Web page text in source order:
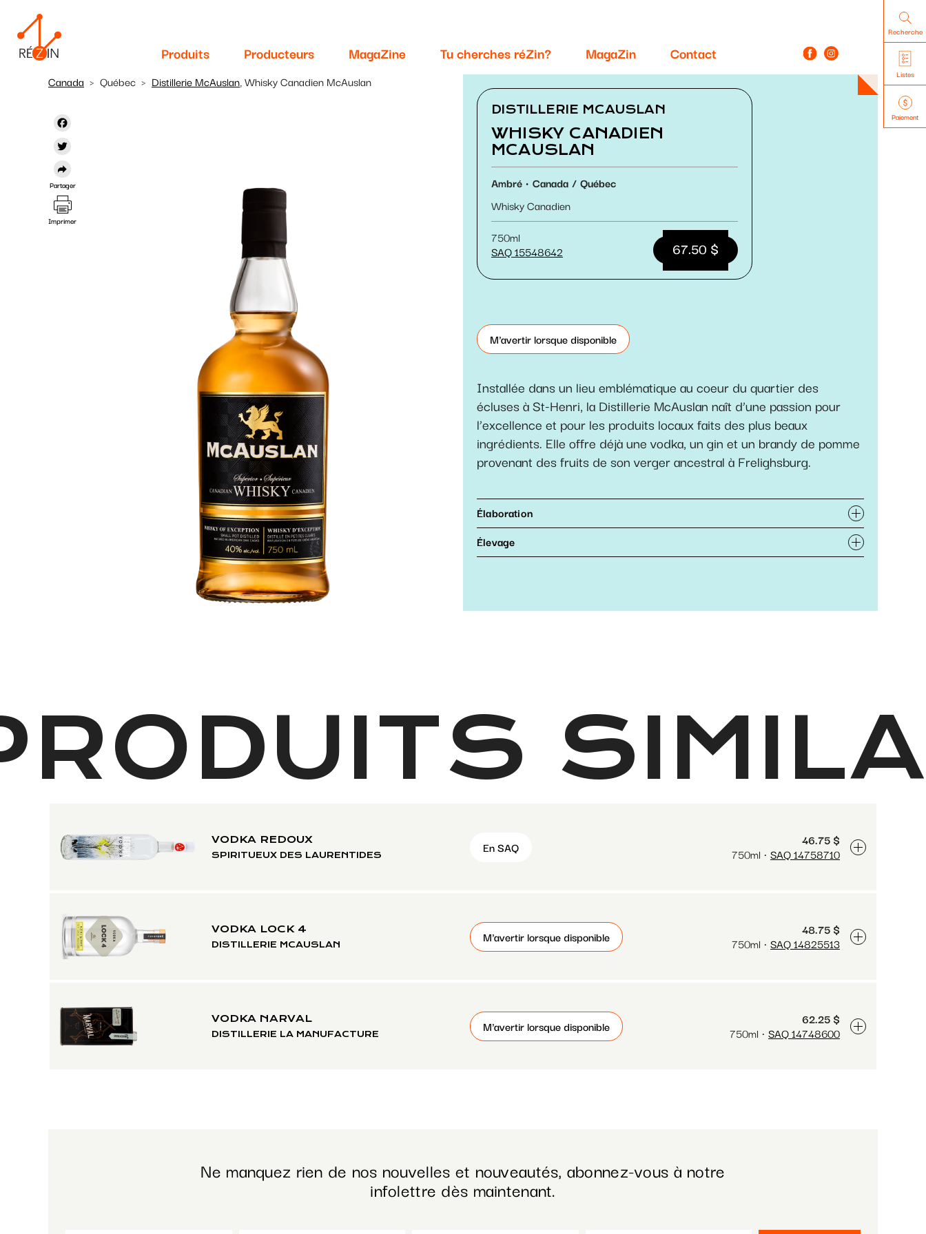
contenu
principal
Produits Producteurs MagaZine Tu cherches réZin? MagaZin Contact
Recherche
Listes
Paiement
Canada Québec Distillerie McAuslan, Whisky Canadien McAuslan
Partager
Imprimer
DISTILLERIE MCAUSLAN
WHISKY CANADIEN
MCAUSLAN
Ambré Canada
Québec
Whisky Canadien
750ml
SAQ 15548642
67.50 $
M'avertir lorsque disponible
Installée dans un lieu emblématique au coeur du quartier des
écluses à St-Henri, la Distillerie McAuslan naît d’une passion pour
l’excellence et pour les produits locaux faits des plus beaux
ingrédients. Elle offre déjà une vodka, un gin et un brandy de pomme
provenant des fruits de son verger ancestral à Frelighsburg.
Élaboration
Élevage
VODKA REDOUX
SPIRITUEUX DES LAURENTIDES En SAQ
46.75 $
750ml
SAQ 14758710
VODKA LOCK 4
DISTILLERIE MCAUSLAN M'avertir lorsque disponible
48.75 $
750ml
SAQ 14825513
VODKA NARVAL
DISTILLERIE LA MANUFACTURE M'avertir lorsque disponible
62.25 $
750ml
SAQ 14748600
Ne manquez rien de nos nouvelles et nouveautés, abonnez-vous à notre
infolettre dès maintenant.